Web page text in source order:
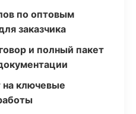
по оптовым
заказчика
и полный пакет
на ключевые